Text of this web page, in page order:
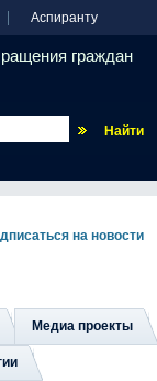
Аспиранту
граждан
Медиа проекты